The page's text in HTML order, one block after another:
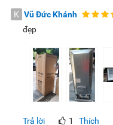
Bảng điều khiển ở ngăn
còn ở ngăn lạnh là bảng
chỉ cần xoay núm hoặc
mong muốn là được.
Mặc dù thuộc dòng tủ
tủ lạnh Toshiba GR-
nhiều tính năng, công
quản thực phẩm tối ưu
K Vũ Đức Khánh
đẹp
Trả lời Thích
1